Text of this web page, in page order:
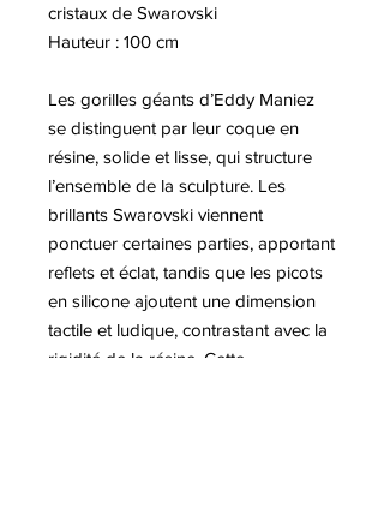
cristaux de Swarovski
Hauteur : 100 cm
Les gorilles géants d’Eddy Maniez
se distinguent par leur coque en
résine, solide et lisse, qui structure
l’ensemble de la sculpture. Les
brillants Swarovski viennent
ponctuer certaines parties, apportant
reflets et éclat, tandis que les picots
en silicone ajoutent une dimension
tactile et ludique, contrastant avec la
rigidité de la résine. Cette